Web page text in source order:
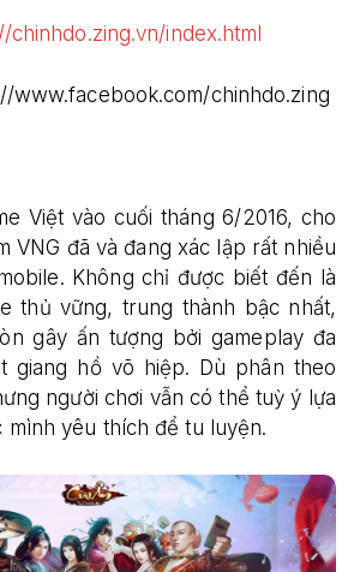
chinhdo.zing.vn/index.html
www.facebook.com/chinhdo.zing
Việt vào cuối tháng 6/2016, cho
VNG đã và đang xác lập rất nhiều
Không chỉ được biết đến là
thủ vững, trung thành bậc nhất,
gây ấn tượng bởi gameplay đa
giang hồ võ hiệp. Dù phân theo
người chơi vẫn có thể tuỳ ý lựa
mình yêu thích để tu luyện.